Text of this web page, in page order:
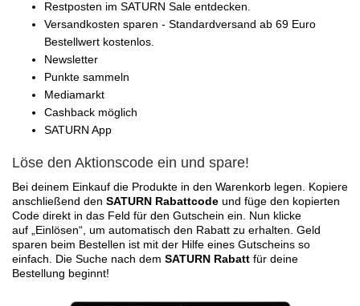
Restposten im SATURN Sale entdecken.
Versandkosten sparen - Standardversand ab 69 Euro
Bestellwert kostenlos.
Newsletter
Punkte sammeln
Mediamarkt
Cashback möglich
SATURN App
Löse den Aktionscode ein und spare!
Bei deinem Einkauf die Produkte in den Warenkorb legen. Kopiere
anschließend den SATURN Rabattcode und füge den kopierten
Code direkt in das Feld für den Gutschein ein. Nun klicke
auf „Einlösen“, um automatisch den Rabatt zu erhalten. Geld
sparen beim Bestellen ist mit der Hilfe eines Gutscheins so
einfach. Die Suche nach dem SATURN Rabatt für deine
Bestellung beginnt!